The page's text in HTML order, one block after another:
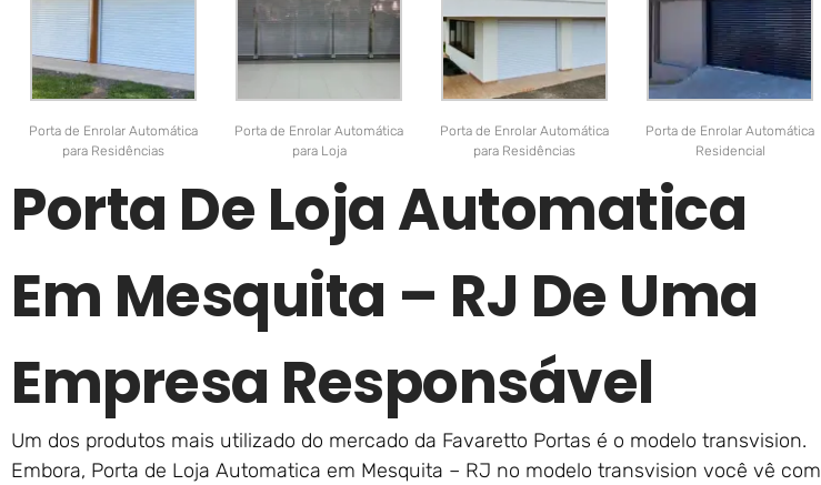
Porta de Enrolar Automática
para Residências
Porta de Enrolar Automática
para Loja
Porta de Enrolar Automática
para Residências
Porta de Enrolar Automática
Residencial
Porta De Loja Automatica
Em Mesquita – RJ De Uma
Empresa Responsável
Um dos produtos mais utilizado do mercado da Favaretto Portas é o modelo transvision.
Embora, Porta de Loja Automatica em Mesquita – RJ no modelo transvision você vê com